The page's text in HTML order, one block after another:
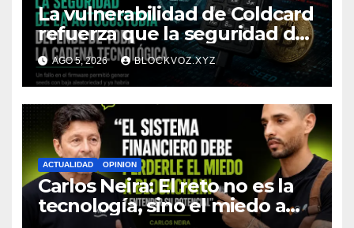
La vulnerabilidad de Coldcard
refuerza que la seguridad de
la autocustodia depende de
toda la cadena tecnológica,
afirma CoinEx Research
AGO 5, 2026 BLOCKVOZ.XYZ
ACTUALIDAD OPINION
Carlos Neira: El reto no es la
tecnología, sino el miedo a